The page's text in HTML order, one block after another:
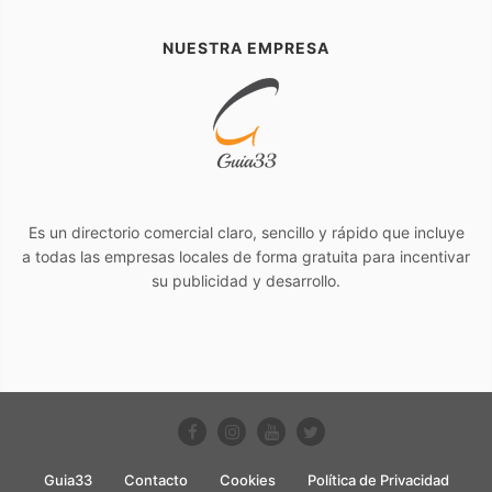
NUESTRA EMPRESA
Es un directorio comercial claro, sencillo y rápido que incluye
a todas las empresas locales de forma gratuita para incentivar
su publicidad y desarrollo.
Guia33 Contacto Cookies Política de Privacidad